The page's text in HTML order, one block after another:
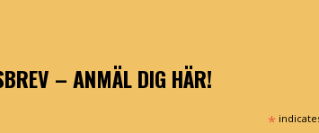
– ANMÄL DIG HÄR!
*